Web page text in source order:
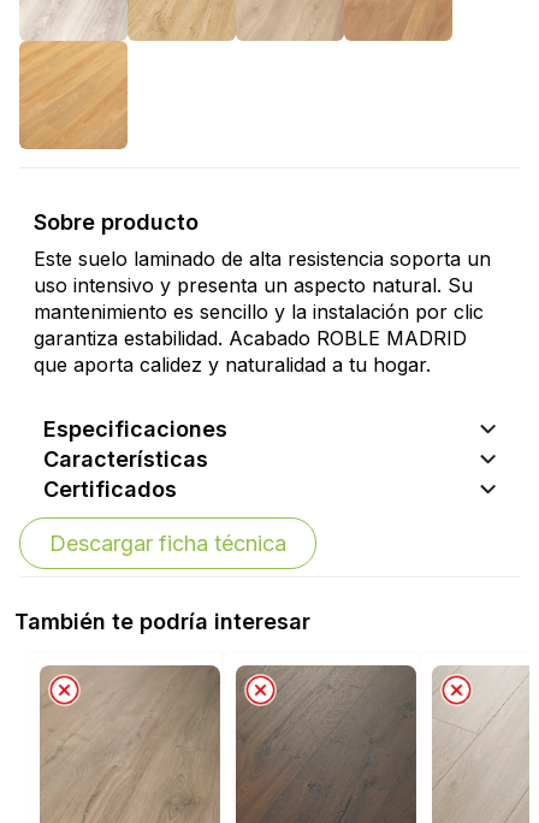
Sobre producto
Este suelo laminado de alta resistencia soporta un
uso intensivo y presenta un aspecto natural. Su
mantenimiento es sencillo y la instalación por clic
garantiza estabilidad. Acabado ROBLE MADRID
que aporta calidez y naturalidad a tu hogar.
Especificaciones
Características
Certificados
Descargar ficha técnica
También te podría interesar